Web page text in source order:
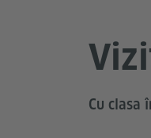
Cu clasa